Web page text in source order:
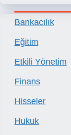
Bankacılık
Eğitim
Etkili Yönetim
Finans
Hisseler
Hukuk